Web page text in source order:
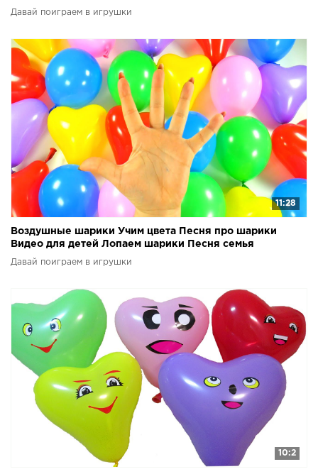
Давай поиграем в игрушки
11:28
Воздушные шарики Учим цвета Песня про шарики
Видео для детей Лопаем шарики Песня семья
пальчиков
Давай поиграем в игрушки
10:2